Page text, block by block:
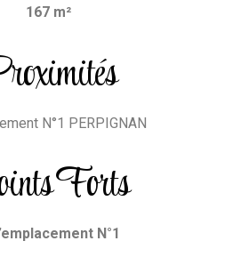
167 m²
N°1 PERPIGNAN
Forts
N°1